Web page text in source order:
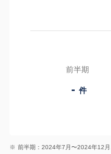
前半期
- 件
※ 前半期：2024年7月〜2024年12